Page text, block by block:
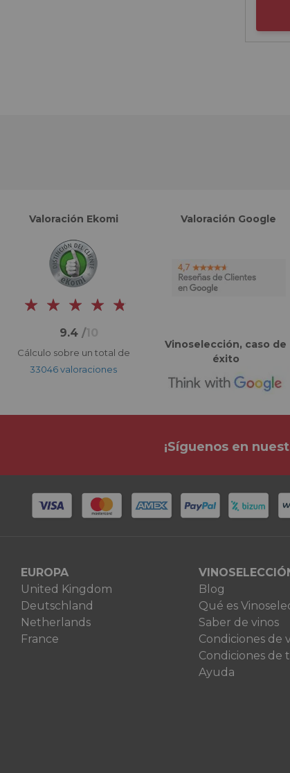
Valoración Ekomi
9.4 /10
Cálculo sobre un total de
33046 valoraciones
Valoración Google
Vinoselección, caso de
éxito
¡Síguenos en
EUROPA
United Kingdom
Deutschland
Netherlands
France
Blog
Qué es
Saber de vinos
Condiciones de
Condiciones de
Ayuda